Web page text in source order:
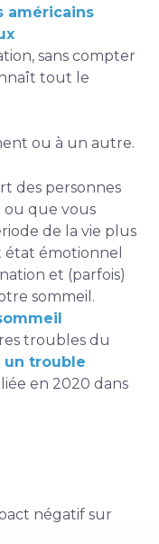
américains
sans compter
tout le
ou à un autre.
des personnes
ou que vous
de la vie plus
état émotionnel
et (parfois)
sommeil.
troubles du
un trouble
en 2020 dans
négatif sur